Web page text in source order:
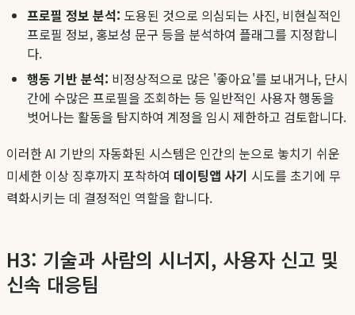
프로필 정보 분석: 도용된 것으로 의심되는 사진, 비현실적인
프로필 정보, 홍보성 문구 등을 분석하여 플래그를 지정합니
다.
행동 기반 분석: 비정상적으로 많은 '좋아요'를 보내거나, 단시
간에 수많은 프로필을 조회하는 등 일반적인 사용자 행동을
벗어나는 활동을 탐지하여 계정을 임시 제한하고 검토합니다.
이러한 AI 기반의 자동화된 시스템은 인간의 눈으로 놓치기 쉬운
미세한 이상 징후까지 포착하여 데이팅앱 사기 시도를 초기에 무
력화시키는 데 결정적인 역할을 합니다.
H3: 기술과 사람의 시너지, 사용자 신고 및
신속 대응팀